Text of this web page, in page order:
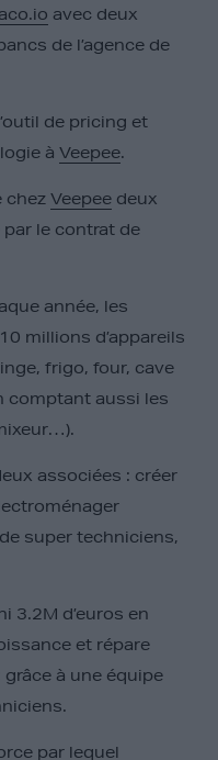
avec deux
de l’agence de
de pricing et
à Veepee.
chez Veepee deux
le contrat de
année, les
millions d’appareils
frigo, four, cave
comptant aussi les
associées : créer
super techniciens,
3.2M d’euros en
et répare
à une équipe
par lequel